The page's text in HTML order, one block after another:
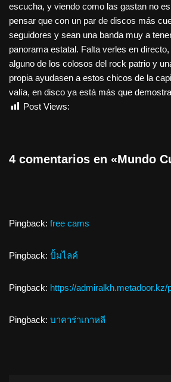
escucha, y viendo como las gastan no
pensar que con un par de discos más
seguidores y sean una banda muy a
panorama estatal. Falta verles en
alguno de los colosos del rock patrio y
propia ayudasen a estos chicos de la
valía, en disco ya está más que
Post Views:
4 comentarios en «Mundo
Pingback: free cams
Pingback: ปั้มไลค์
Pingback: https://admiralkh.metadoor.kz/
Pingback: บาคาร่าเกาหลี